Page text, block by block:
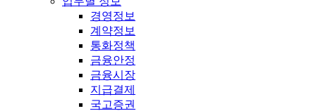
경영정보
계약정보
통화정책
금융안정
금융시장
지급결제
국고증권